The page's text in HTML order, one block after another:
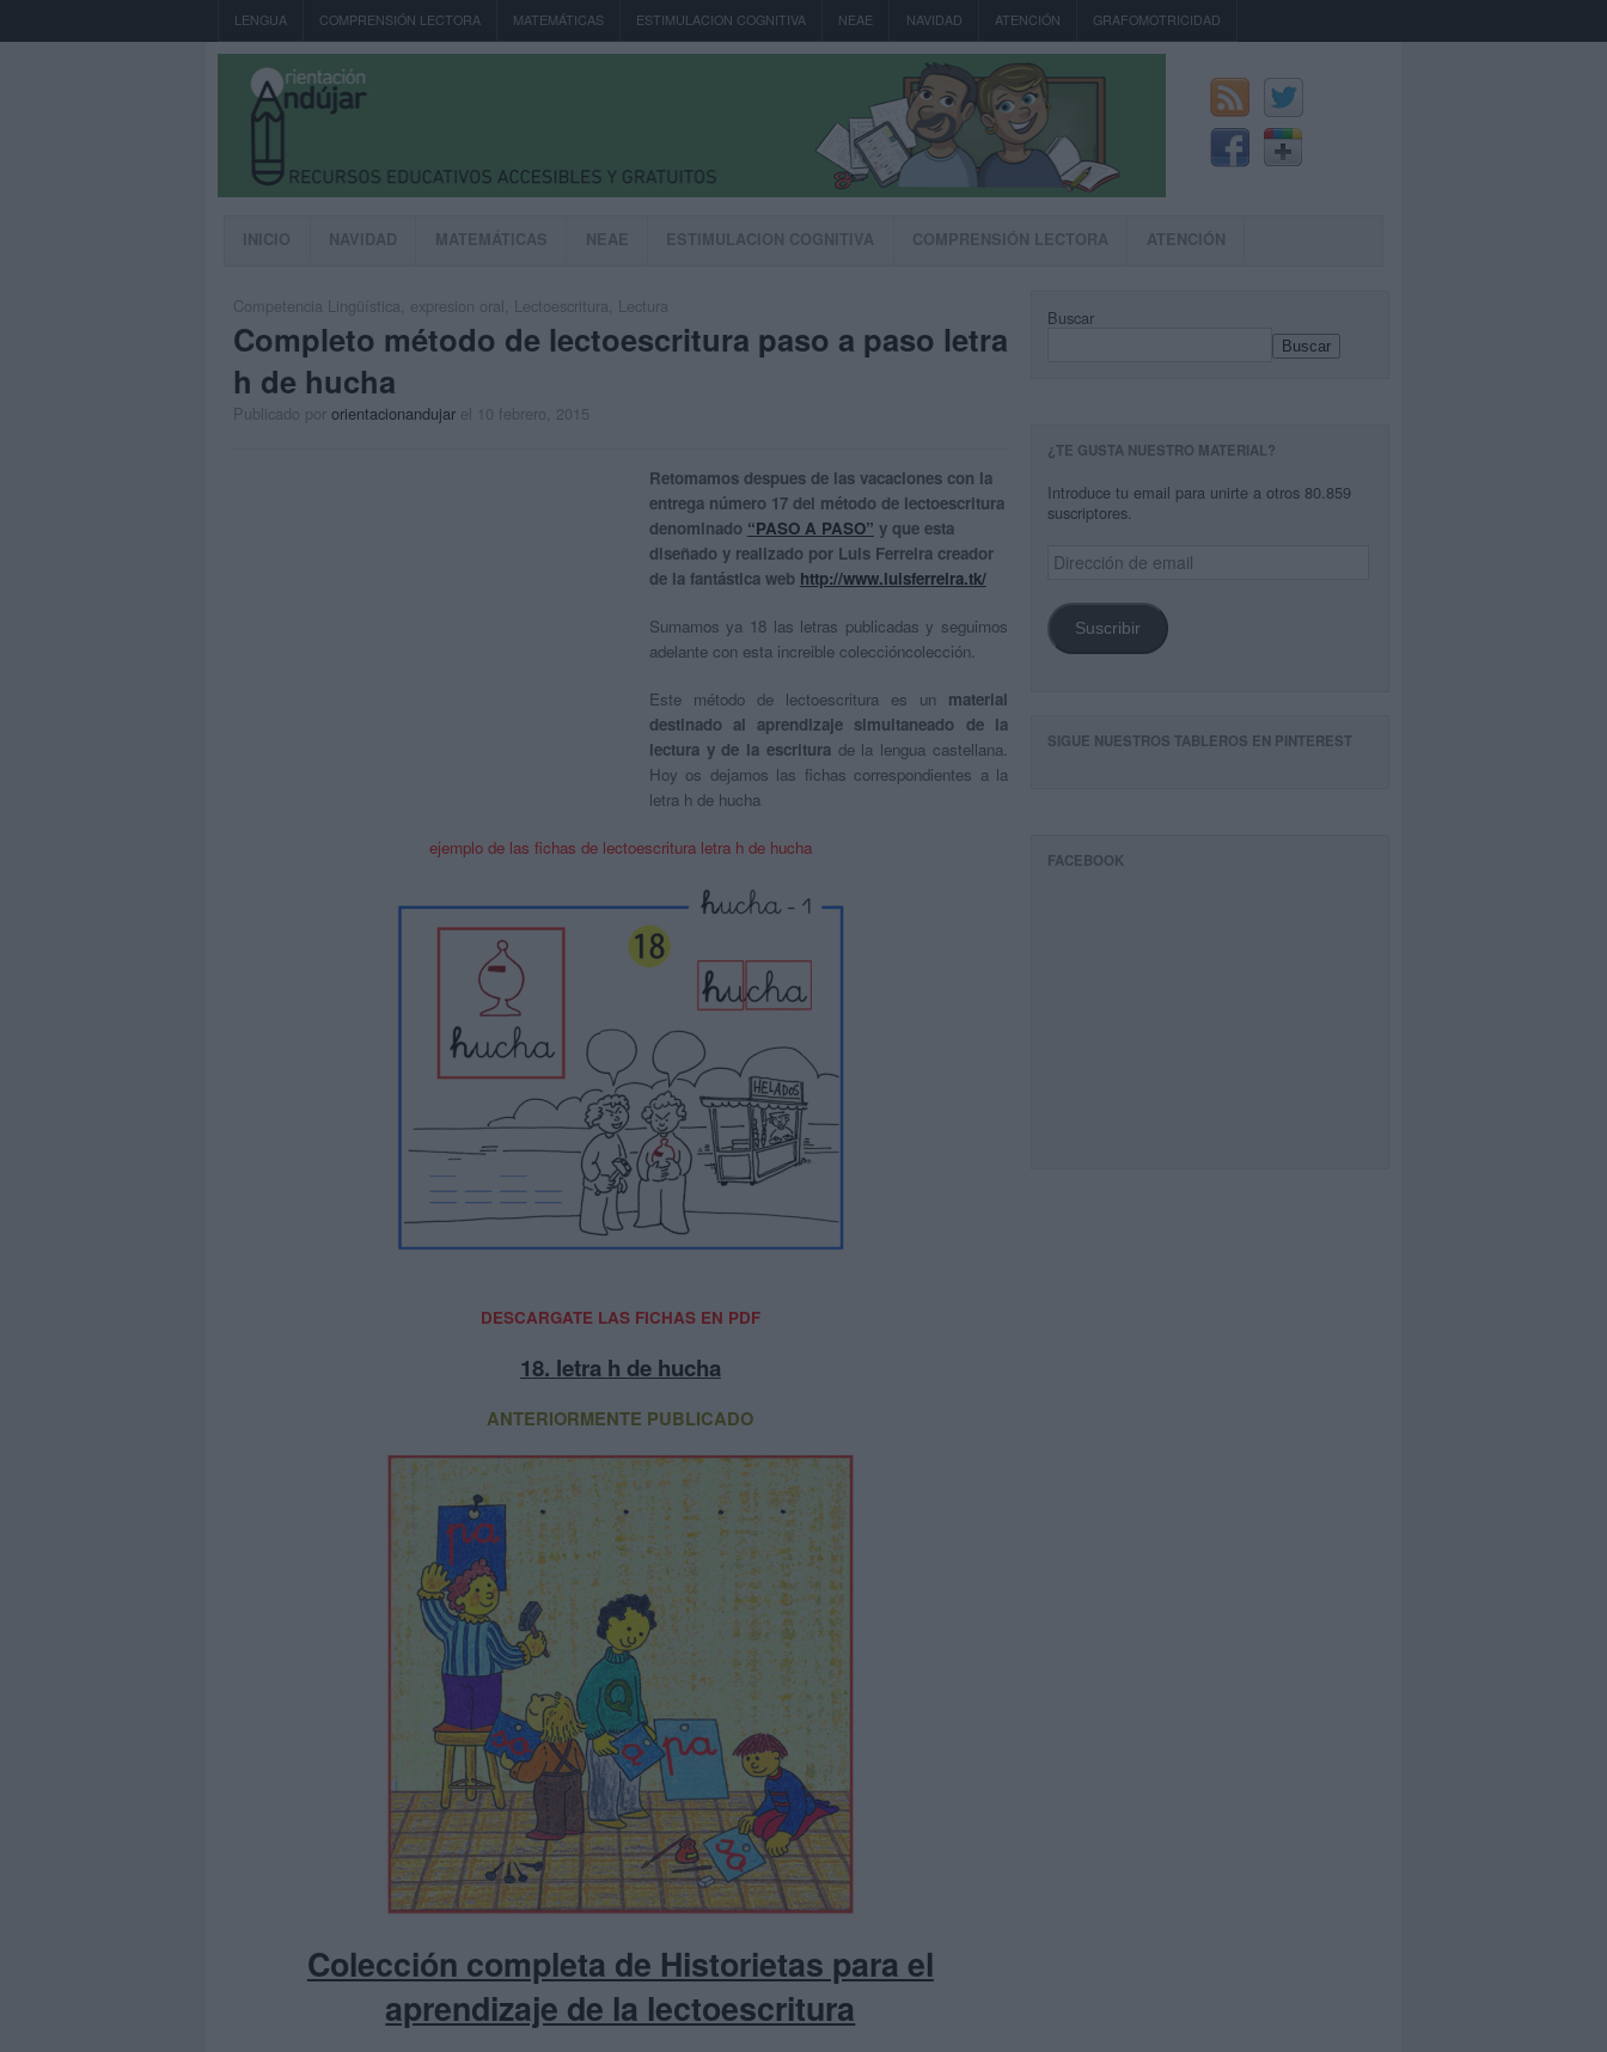
LENGUA COMPRENSIÓN LECTORA MATEMÁTICAS ESTIMULACION COGNITIVA NEAE NAVIDAD ATENCIÓN GRAFOMOTRICIDAD
INICIO NAVIDAD MATEMÁTICAS NEAE ESTIMULACION COGNITIVA COMPRENSIÓN LECTORA ATENCIÓN
Competencia Lingüística expresion oral Lectoescritura Lectura
Completo método de lectoescritura paso a paso letra
h de hucha
Publicado por orientacionandujar el 10 febrero, 2015
Retomamos despues de las vacaciones con la
entrega número 17 del método de lectoescritura
denominado “PASO A PASO” y que esta
diseñado y realizado por Luis Ferreira creador
de la fantástica web http://www.luisferreira.tk/
Sumamos ya 18 las letras publicadas y seguimos
adelante con esta increible coleccióncolección.
Este método de lectoescritura es un material
destinado al aprendizaje simultaneado de la
lectura y de la escriturade la lengua castellana.
Hoy os dejamos las fichas correspondientes a la
letra h de hucha
ejemplo de las fichas de lectoescritura letra h de hucha
DESCARGATE LAS FICHAS EN PDF
18. letra h de hucha
ANTERIORMENTE PUBLICADO
Colección completa de Historietas para el
aprendizaje de la lectoescritura
Buscar
Buscar
¿TE GUSTA NUESTRO MATERIAL?
Introduce tu email para unirte a otros 80.859
suscriptores.
Dirección
de
Suscribir
SIGUE NUESTROS TABLEROS EN PINTEREST
FACEBOOK